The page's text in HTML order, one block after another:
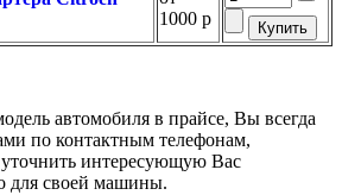
1000 р
автомобиля в прайсе, Вы всегда
по контактным телефонам,
интересующую Вас
для своей машины.